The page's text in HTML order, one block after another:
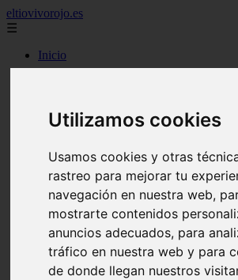
Utilizamos cookies
Usamos cookies y otras
rastreo para mejorar tu
navegación en nuestra web,
mostrarte contenidos
anuncios adecuados, para
tráfico en nuestra web y para
de donde llegan nuestros
eltiovivorojo.es
☰
Inicio
argentina
carnes
espana
huevos
mariscos
otros
postres
reposteria
venezuela
verduras